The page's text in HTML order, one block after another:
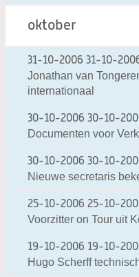
oktober
31-10-2006 31-10-
Jonathan van
internationaal
30-10-2006 30-10-
Documenten voor
30-10-2006 30-10-
Nieuwe secretaris
25-10-2006 25-10-
Voorzitter on Tour uit
19-10-2006 19-10-
Hugo Scherff